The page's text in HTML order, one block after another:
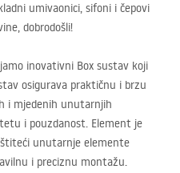
umivaonici, sifoni i čepovi
dobrodošli!
inovativni Box sustav koji
osigurava praktičnu i brzu
i mjedenih unutarnjih
i pouzdanost. Element je
unutarnje elemente
i preciznu montažu.